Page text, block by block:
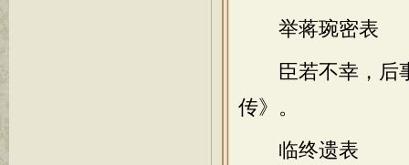
举蒋琬密表
臣若不幸，后事
传》。
临终遗表